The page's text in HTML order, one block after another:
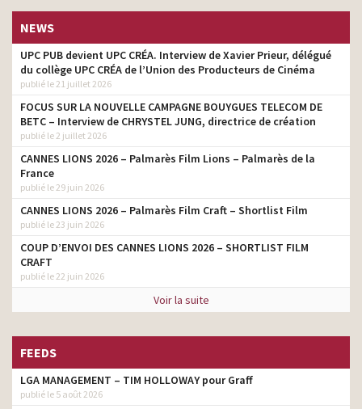
NEWS
UPC PUB devient UPC CRÉA. Interview de Xavier Prieur, délégué
du collège UPC CRÉA de l’Union des Producteurs de Cinéma
publié le 21 juillet 2026
FOCUS SUR LA NOUVELLE CAMPAGNE BOUYGUES TELECOM DE
BETC – Interview de CHRYSTEL JUNG, directrice de création
publié le 2 juillet 2026
CANNES LIONS 2026 – Palmarès Film Lions – Palmarès de la
France
publié le 29 juin 2026
CANNES LIONS 2026 – Palmarès Film Craft – Shortlist Film
publié le 23 juin 2026
COUP D’ENVOI DES CANNES LIONS 2026 – SHORTLIST FILM
CRAFT
publié le 22 juin 2026
Voir la suite
FEEDS
LGA MANAGEMENT – TIM HOLLOWAY pour Graff
publié le 5 août 2026